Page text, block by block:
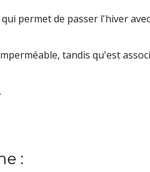
permet de passer l'hiver
, tandis qu'est
: